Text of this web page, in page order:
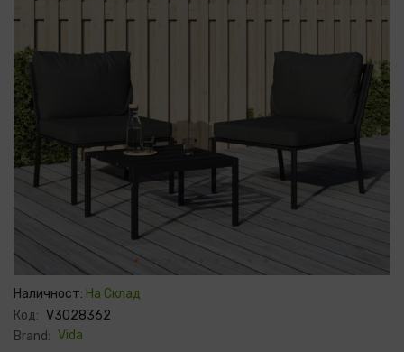
Преминете
към
на
галерия
със
Наличност: На Склад
Код: V3028362
Brand: Vida